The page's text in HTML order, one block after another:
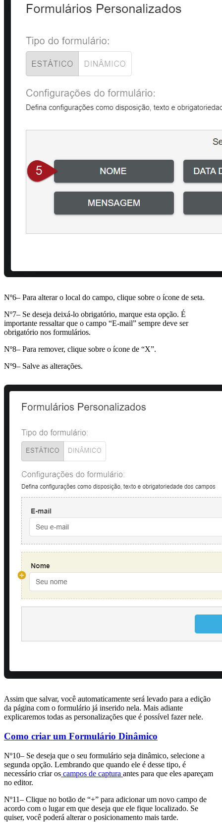
Nº6– Para alterar o local do campo, clique sobre o ícone de seta.
Nº7– Se deseja deixá-lo obrigatório, marque esta opção. É
importante ressaltar que o campo “E-mail” sempre deve ser
obrigatório nos formulários.
Nº8– Para remover, clique sobre o ícone de “X”.
Nº9– Salve as alterações.
Assim que salvar, você automaticamente será levado para a edição
da página com o formulário já inserido nela. Mais adiante
explicaremos todas as personalizações que é possível fazer nele.
Como criar um Formulário Dinâmico
Nº10– Se deseja que o seu formulário seja dinâmico, selecione a
segunda opção. Lembrando que quando ele é desse tipo, é
necessário criar os campos de captura antes para que eles apareçam
no editor.
Nº11– Clique no botão de “+” para adicionar um novo campo de
acordo com o lugar em que deseja que ele fique localizado. Se
quiser, você poderá alterar o posicionamento mais tarde.